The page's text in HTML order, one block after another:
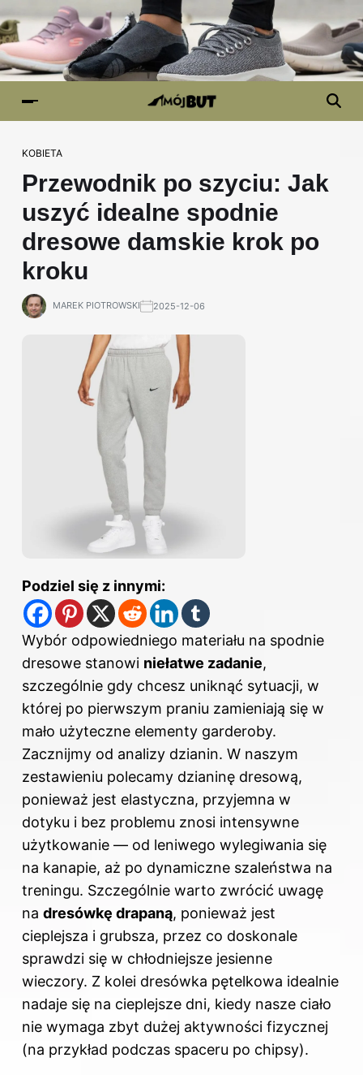
KOBIETA
Przewodnik po szyciu: Jak
uszyć idealne spodnie
dresowe damskie krok po
kroku
MAREK PIOTROWSKI 2025-12-06
Podziel się z innymi:
Wybór odpowiedniego materiału na spodnie
dresowe stanowi niełatwe zadanie,
szczególnie gdy chcesz uniknąć sytuacji, w
której po pierwszym praniu zamieniają się w
mało użyteczne elementy garderoby.
Zacznijmy od analizy dzianin. W naszym
zestawieniu polecamy dzianinę dresową,
ponieważ jest elastyczna, przyjemna w
dotyku i bez problemu znosi intensywne
użytkowanie — od leniwego wylegiwania się
na kanapie, aż po dynamiczne szaleństwa na
treningu. Szczególnie warto zwrócić uwagę
na dresówkę drapaną, ponieważ jest
cieplejsza i grubsza, przez co doskonale
sprawdzi się w chłodniejsze jesienne
wieczory. Z kolei dresówka pętelkowa idealnie
nadaje się na cieplejsze dni, kiedy nasze ciało
nie wymaga zbyt dużej aktywności fizycznej
(na przykład podczas spaceru po chipsy).